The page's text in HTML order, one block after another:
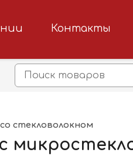
Контакты
стекловолокном